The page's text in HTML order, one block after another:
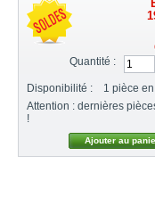
Quantité :
Disponibilité : 1 pièce
Attention : dernières
!